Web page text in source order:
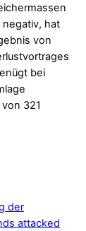
negativ, hat
von
bei
321
der
attacked